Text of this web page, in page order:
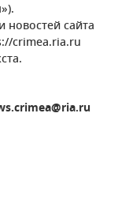
сайта
crimea.ria.ru